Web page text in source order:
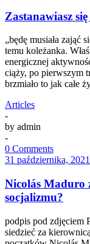
Zastanawiasz
„będę musiała zająć
temu koleżanka.
energicznej
ciąży, po pierwszym
brzmiało to jak całe
Articles
-
by admin
-
0 Comments
31 października, 2021
Nicolás Maduro
socjalizmu?
podpis pod zdjęciem
siedzieć za